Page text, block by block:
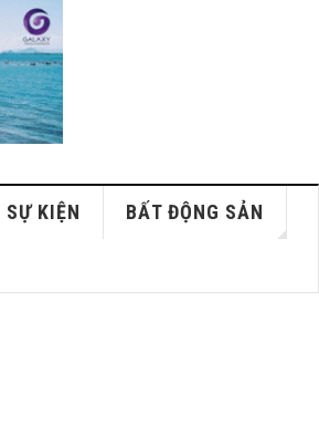
SỰ KIỆN BẤT ĐỘNG SẢN